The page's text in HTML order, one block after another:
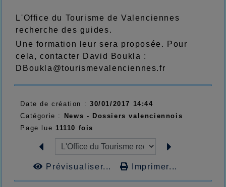
L'Office du Tourisme de Valenciennes
recherche des guides.
Une formation leur sera proposée. Pour
cela, contacter David Boukla :
DBoukla@tourismevalenciennes.fr
Date de création : 30/01/2017 14:44
Catégorie :
News - Dossiers valenciennois
Page lue 11110 fois
Prévisualiser... Imprimer...